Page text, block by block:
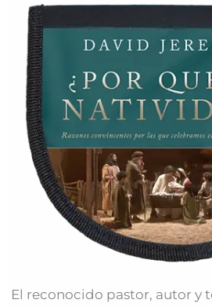
El reconocido pastor, autor y